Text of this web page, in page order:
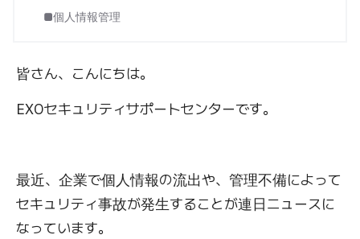
■個人情報管理
皆さん、こんにちは。
EXOセキュリティサポートセンターです。
最近、企業で個人情報の流出や、管理不備によって
セキュリティ事故が発生することが連日ニュースに
なっています。